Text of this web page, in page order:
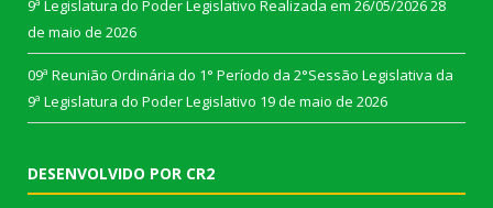
9ª Legislatura do Poder Legislativo Realizada em 26/05/202628
de maio de 2026
09ª Reunião Ordinária do 1° Período da 2°Sessão Legislativa da
9ª Legislatura do Poder Legislativo 19 de maio de 2026
DESENVOLVIDO POR CR2